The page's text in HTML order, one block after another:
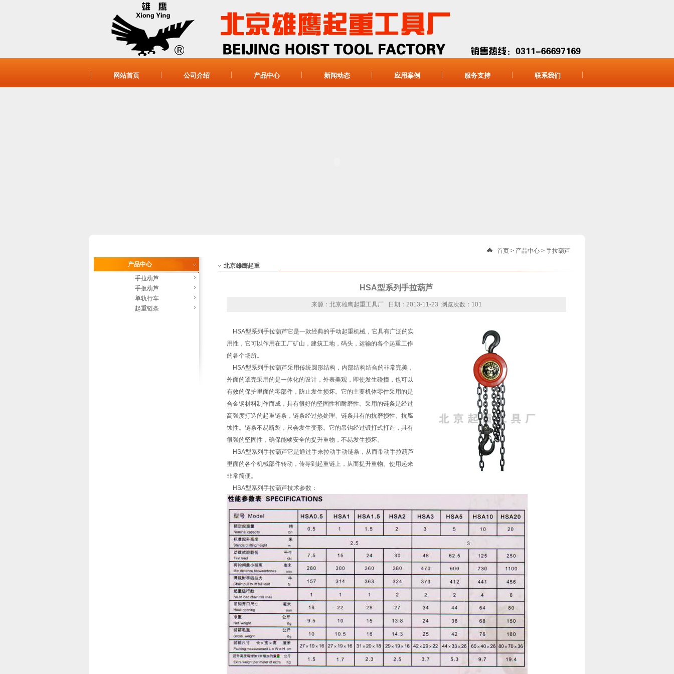
网站首页 公司介绍 产品中心 新闻动态 应用案例 服务支持 联系我们
首页 > 产品中心 > 手拉葫芦
产品中心
手拉葫芦
手扳葫芦
单轨行车
起重链条
北京雄鹰起重
HSA型系列手拉葫芦
来源：北京雄鹰起重工具厂 日期：2013-11-23 浏览次数：101
HSA型系列 手拉葫芦它是一款经典的手动起重机械，它具有广泛的实
用性，它可以作用在工厂矿山，建筑工地，码头，运输的各个起重工作
的各个场所。
HSA型系列手拉葫芦采用传统圆形结构，内部结构结合的非常完美，
外面的罩壳采用的是一体化的设计，外表美观，即使发生碰撞，也可以
有效的保护里面的零部件，防止发生损坏。它的主要机体零件采用的是
合金钢材料制作而成，具有很好的坚固性和耐磨性。采用的链条是经过
高强度打造的起重链条，链条经过热处理、链条具有的抗磨损性、抗腐
蚀性。链条不易断裂，只会发生变形。它的吊钩经过锻打式打造，具有
很强的坚固性，确保能够安全的提升重物，不易发生损坏。
HSA型系列手拉葫芦它是通过手来拉动手动链条，从而带动手拉葫芦
里面的各个机械部件转动，传导到起重链上，从而提升重物。使用起来
非常简便。
HSA型系列手拉葫芦技术参数：